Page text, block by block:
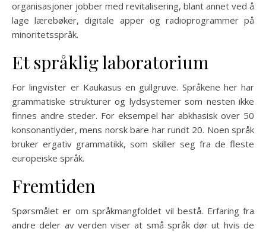
organisasjoner jobber med revitalisering, blant annet ved å
lage lærebøker, digitale apper og radioprogrammer på
minoritetsspråk.
Et språklig laboratorium
For lingvister er Kaukasus en gullgruve. Språkene her har
grammatiske strukturer og lydsystemer som nesten ikke
finnes andre steder. For eksempel har abkhasisk over 50
konsonantlyder, mens norsk bare har rundt 20. Noen språk
bruker ergativ grammatikk, som skiller seg fra de fleste
europeiske språk.
Fremtiden
Spørsmålet er om språkmangfoldet vil bestå. Erfaring fra
andre deler av verden viser at små språk dør ut hvis de